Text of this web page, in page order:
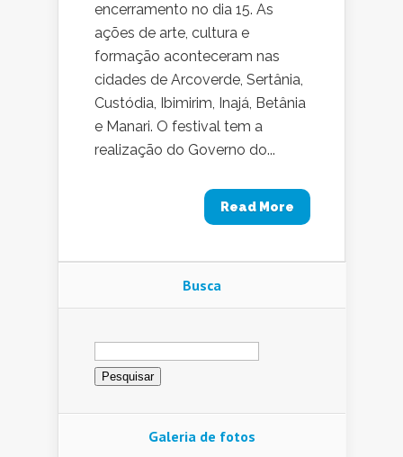
encerramento no dia 15. As
ações de arte, cultura e
formação aconteceram nas
cidades de Arcoverde, Sertânia,
Custódia, Ibimirim, Inajá, Betânia
e Manari. O festival tem a
realização do Governo do...
Read More
Busca
Pesquisar
por:
Galeria de fotos